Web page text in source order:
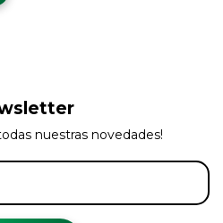
nuestras novedades!